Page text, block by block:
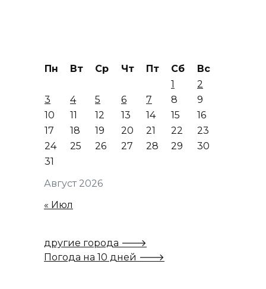
Август 2026
Пн Вт Ср Чт Пт Сб
Вс
1
2
3
4 5 6 7 8
9
10
11 12 13 14 15
16
17
18 19 20 21 22
23
24
25 26 27 28 29
30
31
« Июл
другие города 🡒
Погода на 10 дней 🡒